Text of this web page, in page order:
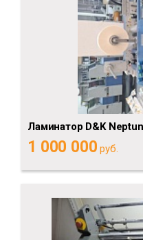
Ламинатор D&K
1 000 000 руб.